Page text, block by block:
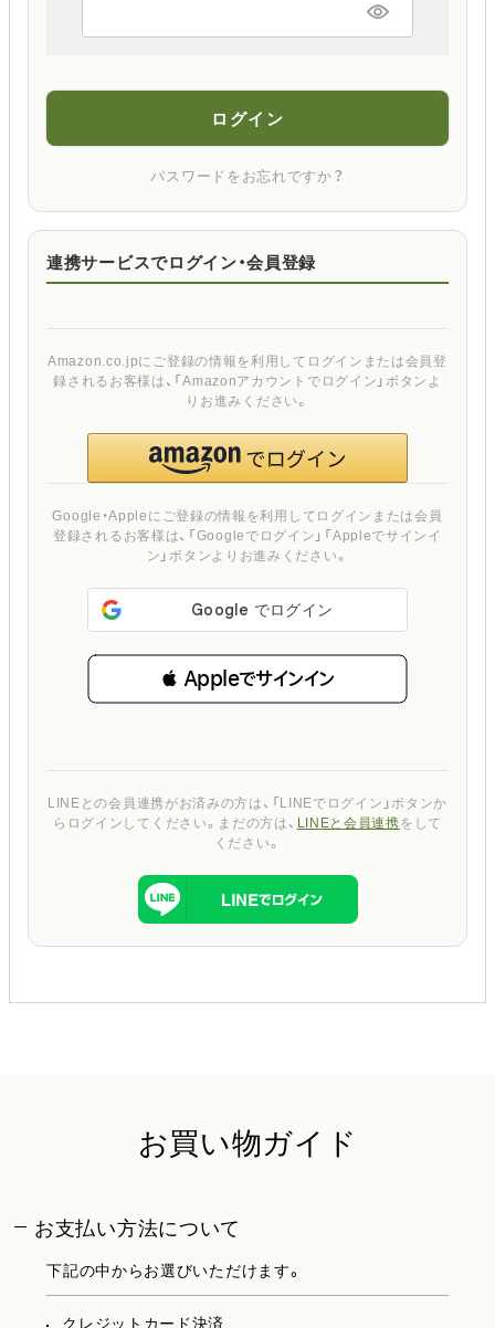
ログイン
パスワードをお忘れですか？
連携サービスでログイン・会員登録
 Appleでサインイン
Google・Appleにご登録の情報を利用してログインまたは会員
登録されるお客様は、「Googleでログイン」「Appleでサインイ
ン」ボタンよりお進みください。
Amazon.co.jpにご登録の情報を利用してログインまたは会員登
録されるお客様は、「Amazonアカウントでログイン」ボタンよ
りお進みください。
LINEとの会員連携がお済みの方は、「LINEでログイン」ボタンか
らログインしてください。まだの方は、 LINEと会員連携をして
ください。
お買い物ガイド
お支払い方法について
下記の中からお選びいただけます。
クレジットカード決済